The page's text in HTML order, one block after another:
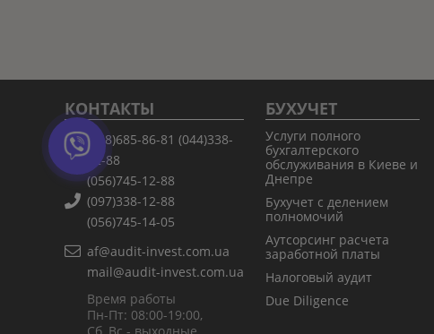
КОНТАКТЫ
(068)685-86-81 (044)338-
12-88
(056)745-12-88
(097)338-12-88
(056)745-14-05
af@audit-invest.com.ua
mail@audit-invest.com.ua
Время работы
Пн-Пт: 08:00-19:00,
БУХУЧЕТ
Услуги полного
бухгалтерского
обслуживания в Киеве и
Днепре
Бухучет с делением
полномочий
Аутсорсинг расчета
заработной платы
Налоговый аудит
Due Diligence